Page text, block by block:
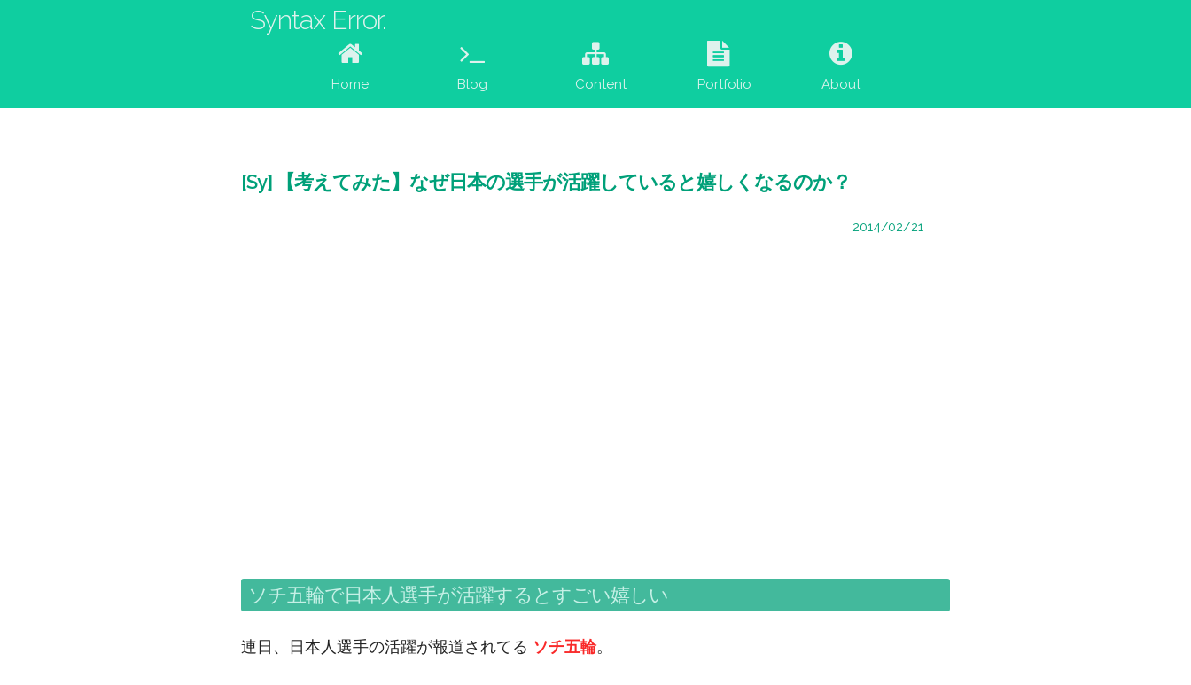
Syntax Error.
Home Blog Content Portfolio About
[Sy] 【考えてみた】なぜ日本の選手が活躍していると嬉しくなるのか？
2014/02/21
ソチ五輪で日本人選手が活躍するとすごい嬉しい
連日、日本人選手の活躍が報道されてる ソチ五輪。